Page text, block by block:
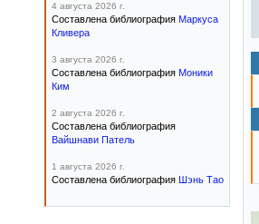
4 августа 2026 г.
Составлена библиография Маркуса
Кливера
3 августа 2026 г.
Составлена библиография Моники
Ким
2 августа 2026 г.
Составлена библиография
Вайшнави Патель
1 августа 2026 г.
Составлена библиография Шэнь Тао